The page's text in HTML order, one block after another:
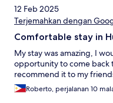
12 Feb 2025
Terjemahkan dengan
Comfortable stay in
My stay was amazing, I
opportunity to come back
recommend it to my
Roberto, perjalanan 10